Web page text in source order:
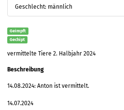
Geschlecht: männlich
Geimpft
Gechipt
vermittelte Tiere 2. Halbjahr 2024
Beschreibung
14.08.2024: Anton ist vermittelt.
14.07.2024